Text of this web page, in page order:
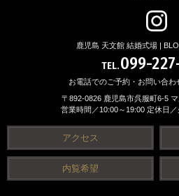
鹿児島 天文館 結婚式場 |
TEL.099-
お電話でのご予約・お問い合わ
〒892-0826 鹿児島市呉服町6-5
営業時間／10:00～19:00 定休日
アクセス
内覧希望